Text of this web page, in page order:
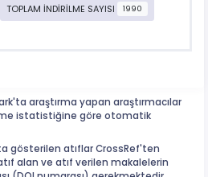
TOPLAM İNDİRİLME SAYISI 1990
araştırma yapan araştırmacılar
istatistiğine göre otomatik
gösterilen atıflar CrossRef'ten
alan ve atıf verilen makalelerin